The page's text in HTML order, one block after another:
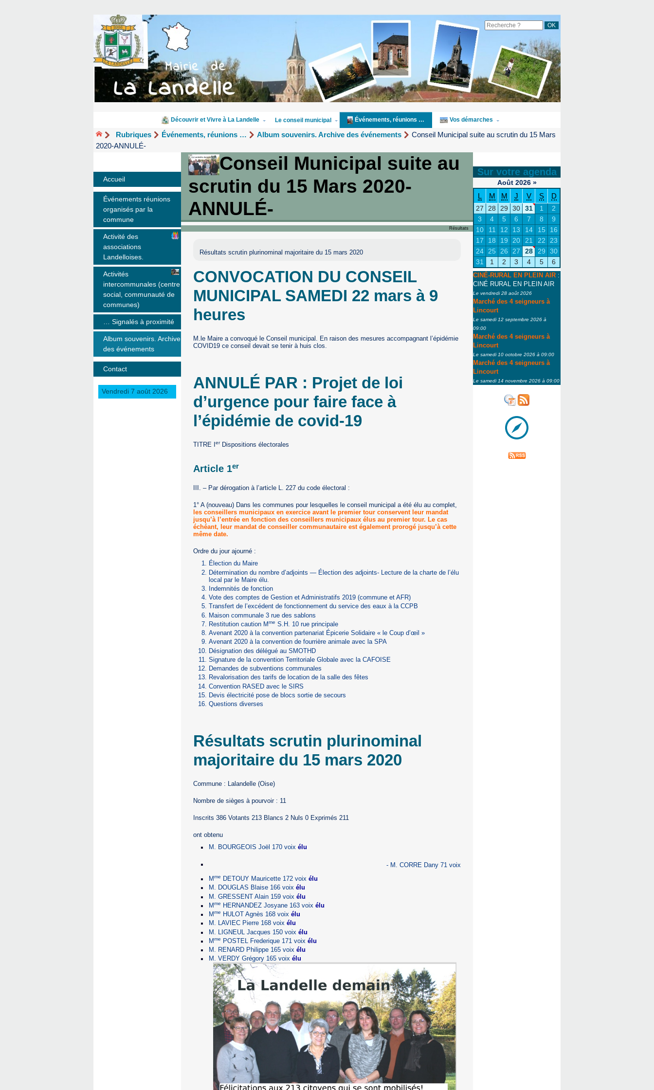
Découvrir et Vivre à La Landelle Le conseil municipal Événements, réunions … Vos démarches
Rubriques Événements, réunions … Album souvenirs. Archive des événements
Conseil Municipal suite au scrutin du 15 Mars
2020-ANNULÉ-
Conseil Municipal suite au
scrutin du 15 Mars 2020-
ANNULÉ-
Résultats
Résultats scrutin plurinominal majoritaire du 15 mars 2020
CONVOCATION DU CONSEIL
MUNICIPAL SAMEDI 22 mars à 9
heures
M.le Maire a convoqué le Conseil municipal. En raison des mesures accompagnant l’épidémie
COVID19 ce conseil devait se tenir à huis clos.
ANNULÉ PAR : Projet de loi
d’urgence pour faire face à
l’épidémie de covid-19
TITRE I erDispositions électorales
Article 1er
III. – Par dérogation à l’article L. 227 du code électoral :
1° A (nouveau) Dans les communes pour lesquelles le conseil municipal a été élu au complet,
les conseillers municipaux en exercice avant le premier tour conservent leur mandat
jusqu’à l’entrée en fonction des conseillers municipaux élus au premier tour. Le cas
échéant, leur mandat de conseiller communautaire est également prorogé jusqu’à cette
même date.
Ordre du jour ajourné :
Élection du Maire
Détermination du nombre d’adjoints — Élection des adjoints- Lecture de la charte de l’élu
local par le Maire élu.
Indemnités de fonction
Vote des comptes de Gestion et Administratifs 2019 (commune et AFR)
Transfert de l’excédent de fonctionnement du service des eaux à la CCPB
Maison communale 3 rue des sablons
Restitution caution Mme S.H. 10 rue principale
Avenant 2020 à la convention partenariat Épicerie Solidaire « le Coup d’œil »
Avenant 2020 à la convention de fourrière animale avec la SPA
Désignation des délégué au SMOTHD
Signature de la convention Territoriale Globale avec la CAFOISE
Demandes de subventions communales
Revalorisation des tarifs de location de la salle des fêtes
Convention RASED avec le SIRS
Devis électricité pose de blocs sortie de secours
Questions diverses
Résultats scrutin plurinominal
majoritaire du 15 mars 2020
Commune : Lalandelle (Oise)
Nombre de sièges à pourvoir : 11
Inscrits 386 Votants 213 Blancs 2 Nuls 0 Exprimés 211
ont obtenu
M. BOURGEOIS Joël 170 voix élu
- M. CORRE Dany 71 voix
Mme DETOUY Mauricette 172 voix élu
M. DOUGLAS Blaise 166 voix élu
M. GRESSENT Alain 159 voix élu
Mme HERNANDEZ Josyane 163 voix élu
Mme HULOT Agnès 168 voix élu
M. LAVIEC Pierre 168 voix élu
M. LIGNEUL Jacques 150 voix élu
Mme POSTEL Frederique 171 voix élu
M. RENARD Philippe 165 voix élu
M. VERDY Grégory 165 voix élu
Accueil
Événements réunions
organisés par la
commune
Activité des
associations
Landelloises.
Activités
intercommunales (centre
social, communauté de
communes)
… Signalés à proximité
Album souvenirs. Archive
des événements
Contact
Vendredi 7 août 2026
Sur votre agenda
Août 2026 »
L M M J V S D
27 28 29 30 31 1
2
3
4 5 6 7 8
9
10
11 12 13 14 15
16
17
18 19 20 21 22
23
24
25 26 27 28 29
30
31
1 2 3 4 5 6
CINÉ-RURAL EN PLEIN AIR :
CINÉ RURAL EN PLEIN AIR
Le vendredi 28 août 2026
Marché des 4 seigneurs à
Lincourt
Le samedi 12 septembre 2026 à
09:00
Marché des 4 seigneurs à
Lincourt
Le samedi 10 octobre 2026 à 09:00
Marché des 4 seigneurs à
Lincourt
Le samedi 14 novembre 2026 à 09:00